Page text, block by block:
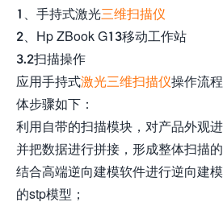
1、手持式激光三维扫描仪
2、Hp ZBook G13移动工作站
3.2扫描操作
应用手持式激光三维扫描仪操作流
体步骤如下：
利用自带的扫描模块，对产品外观
并把数据进行拼接，形成整体扫描的
结合高端逆向建模软件进行逆向建
的stp模型；